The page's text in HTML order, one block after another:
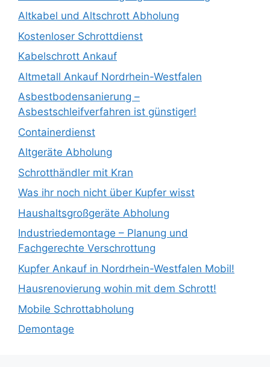
Altkabel und Altschrott Abholung
Kostenloser Schrottdienst
Kabelschrott Ankauf
Altmetall Ankauf Nordrhein-Westfalen
Asbestbodensanierung –
Asbestschleifverfahren ist günstiger!
Containerdienst
Altgeräte Abholung
Schrotthändler mit Kran
Was ihr noch nicht über Kupfer wisst
Haushaltsgroßgeräte Abholung
Industriedemontage – Planung und
Fachgerechte Verschrottung
Kupfer Ankauf in Nordrhein-Westfalen Mobil!
Hausrenovierung wohin mit dem Schrott!
Mobile Schrottabholung
Demontage